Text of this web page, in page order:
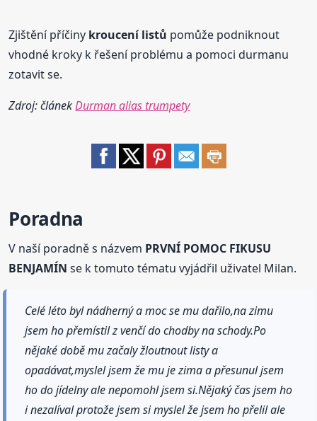
Zjištění příčiny kroucení listů pomůže podniknout
vhodné kroky k řešení problému a pomoci durmanu
zotavit se.
Zdroj: článekDurman alias trumpety
Poradna
V naší poradně s názvem PRVNÍ POMOC FIKUSU
BENJAMÍN se k tomuto tématu vyjádřil uživatel Milan.
Celé léto byl nádherný a moc se mu dařilo,na zimu
jsem ho přemístil z venčí do chodby na schody.Po
nějaké době mu začaly žloutnout listy a
opadávat,myslel jsem že mu je zima a přesunul jsem
ho do jídelny ale nepomohl jsem si.Nějaký čas jsem ho
i nezalíval protože jsem si myslel že jsem ho přelil ale